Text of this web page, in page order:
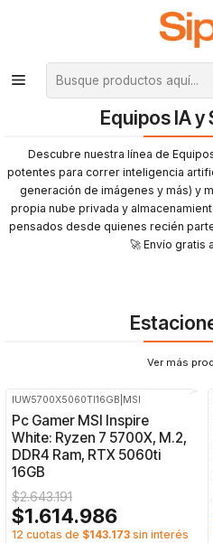
¡Compra hasta mediodía y recibe hoy!
Santiago. Envío gratis desde $29.990
Inicio Equipos
Equipos IA
Descubre nuestra línea de
potentes para correr inteligencia
generación de imágenes y más) y
propia nube privada y
pensados desde quienes recién
🚀 Envío gratis
Ver más
IUW5700X5060TI16GB MSI
Pc Gamer MSI Inspire
White: Ryzen 7 5700X, M.2,
DDR4 Ram, RTX 5060ti
16GB
$2.643.191
$1.614.986
12 cuotas de $143.173 sin interés